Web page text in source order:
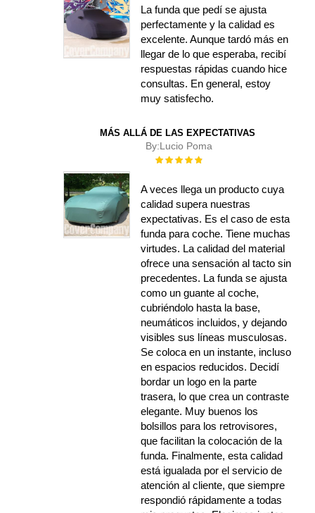
La funda que pedí se ajusta
perfectamente y la calidad es
excelente. Aunque tardó más en
llegar de lo que esperaba, recibí
respuestas rápidas cuando hice
consultas. En general, estoy
muy satisfecho.
MÁS ALLÁ DE LAS EXPECTATIVAS
By:Lucio Poma
Rating:
A veces llega un producto cuya
calidad supera nuestras
expectativas. Es el caso de esta
funda para coche. Tiene muchas
virtudes. La calidad del material
ofrece una sensación al tacto sin
precedentes. La funda se ajusta
como un guante al coche,
cubriéndolo hasta la base,
neumáticos incluidos, y dejando
visibles sus líneas musculosas.
Se coloca en un instante, incluso
en espacios reducidos. Decidí
bordar un logo en la parte
trasera, lo que crea un contraste
elegante. Muy buenos los
bolsillos para los retrovisores,
que facilitan la colocación de la
funda. Finalmente, esta calidad
está igualada por el servicio de
atención al cliente, que siempre
respondió rápidamente a todas